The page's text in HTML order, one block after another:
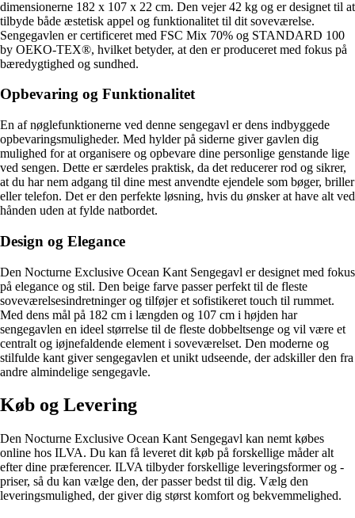
dimensionerne 182 x 107 x 22 cm. Den vejer 42 kg og er designet til at
tilbyde både æstetisk appel og funktionalitet til dit soveværelse.
Sengegavlen er certificeret med FSC Mix 70% og STANDARD 100
by OEKO-TEX®, hvilket betyder, at den er produceret med fokus på
bæredygtighed og sundhed.
Opbevaring og Funktionalitet
En af nøglefunktionerne ved denne sengegavl er dens indbyggede
opbevaringsmuligheder. Med hylder på siderne giver gavlen dig
mulighed for at organisere og opbevare dine personlige genstande lige
ved sengen. Dette er særdeles praktisk, da det reducerer rod og sikrer,
at du har nem adgang til dine mest anvendte ejendele som bøger, briller
eller telefon. Det er den perfekte løsning, hvis du ønsker at have alt ved
hånden uden at fylde natbordet.
Design og Elegance
Den Nocturne Exclusive Ocean Kant Sengegavl er designet med fokus
på elegance og stil. Den beige farve passer perfekt til de fleste
soveværelsesindretninger og tilføjer et sofistikeret touch til rummet.
Med dens mål på 182 cm i længden og 107 cm i højden har
sengegavlen en ideel størrelse til de fleste dobbeltsenge og vil være et
centralt og iøjnefaldende element i soveværelset. Den moderne og
stilfulde kant giver sengegavlen et unikt udseende, der adskiller den fra
andre almindelige sengegavle.
Køb og Levering
Den Nocturne Exclusive Ocean Kant Sengegavl kan nemt købes
online hos ILVA. Du kan få leveret dit køb på forskellige måder alt
efter dine præferencer. ILVA tilbyder forskellige leveringsformer og -
priser, så du kan vælge den, der passer bedst til dig. Vælg den
leveringsmulighed, der giver dig størst komfort og bekvemmelighed.